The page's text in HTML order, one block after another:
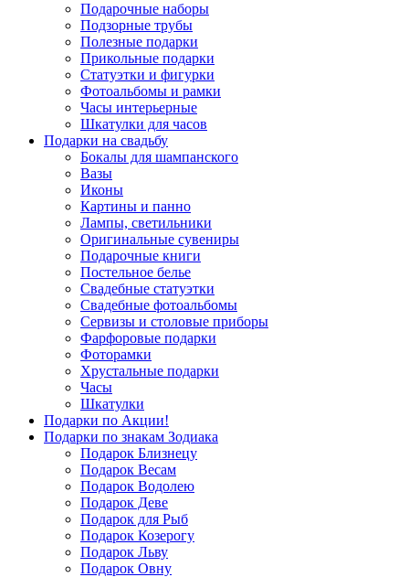
Подарочные наборы
Подзорные трубы
Полезные подарки
Прикольные подарки
Статуэтки и фигурки
Фотоальбомы и рамки
Часы интерьерные
Шкатулки для часов
Подарки на свадьбу
Бокалы для шампанского
Вазы
Иконы
Картины и панно
Лампы, светильники
Оригинальные сувениры
Подарочные книги
Постельное белье
Свадебные статуэтки
Свадебные фотоальбомы
Сервизы и столовые приборы
Фарфоровые подарки
Фоторамки
Хрустальные подарки
Часы
Шкатулки
Подарки по Акции!
Подарки по знакам Зодиака
Подарок Близнецу
Подарок Весам
Подарок Водолею
Подарок Деве
Подарок для Рыб
Подарок Козерогу
Подарок Льву
Подарок Овну